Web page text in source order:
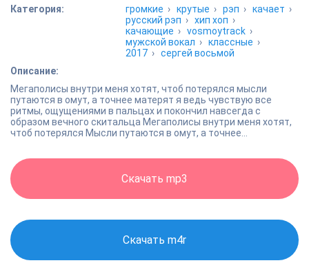
Категория:
громкие ›крутые ›рэп ›качает ›
русский рэп ›хип хоп ›
качающие ›vosmoytrack ›
мужской вокал ›классные ›
2017 ›сергей восьмой
Описание:
Мегаполисы внутри меня хотят, чтоб потерялся мысли
путаются в омут, а точнее матерят я ведь чувствую все
ритмы, ощущениями в пальцах и покончил навсегда с
образом вечного скитальца Мегаполисы внутри меня хотят,
чтоб потерялся Мысли путаются в омут, а точнее...
Скачать mp3
Скачать m4r